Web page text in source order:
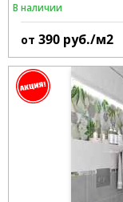
В наличии
от 390 руб./м2